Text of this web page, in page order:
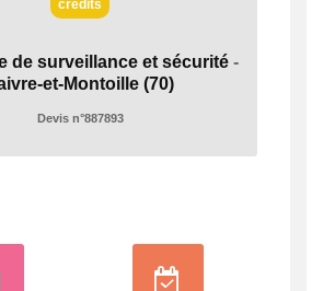
crédits
de surveillance et sécurité -
et-Montoille (70)
Devis n°887893